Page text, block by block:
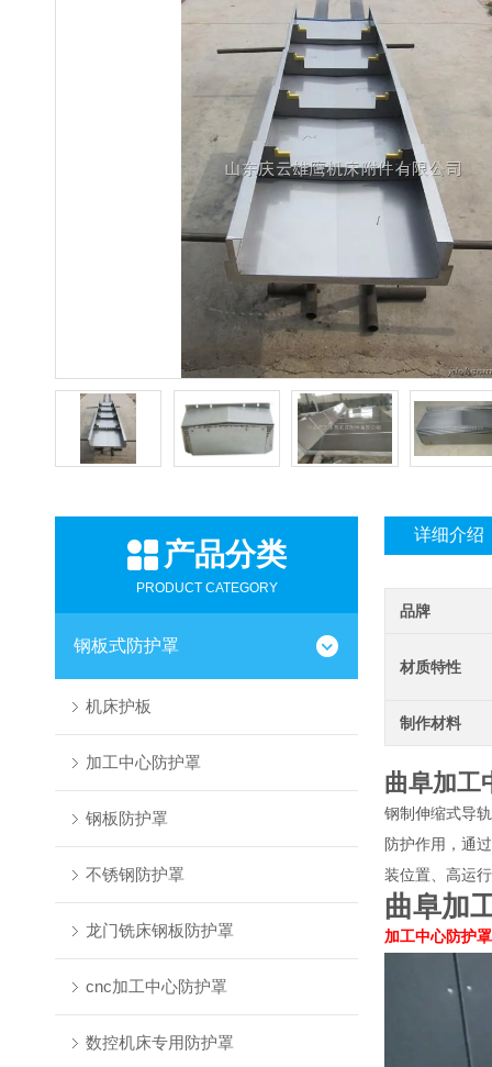
产品分类
PRODUCT CATEGORY
钢板式防护罩
机床护板
加工中心防护罩
钢板防护罩
不锈钢防护罩
龙门铣床钢板防护罩
cnc加工中心防护罩
数控机床专用防护罩
详细介绍
品牌
材质特性
制作材料
曲阜加工
钢制伸缩式导
防护作用，通
装位置、高运
曲阜加
加工中心防护罩